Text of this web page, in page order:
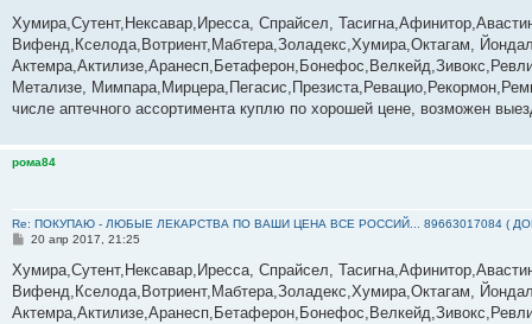
о
б
щ
е
и
е
Хумира,Сутент,Нексавар,Иресса, Спрайсел,
Вифенд,Кселода,Вотриент,Мабтера,Золадекс,Хумира,Октагам,
Метализе,
числе аптечного ассортимента куплю по хорошей цене, возможен
рома84
Re: ПОКУПАЮ - ЛЮБЫЕ ЛЕКАРСТВА ПО ВАШИ ЦЕНА ВСЕ РОССИЙ... 89663017084 (
С
о
б
щ
е
20 апр 2017, 21:25
Хумира,Сутент,Нексавар,Иресса, Спрайсел,
Вифенд,Кселода,Вотриент,Мабтера,Золадекс,Хумира,Октагам,